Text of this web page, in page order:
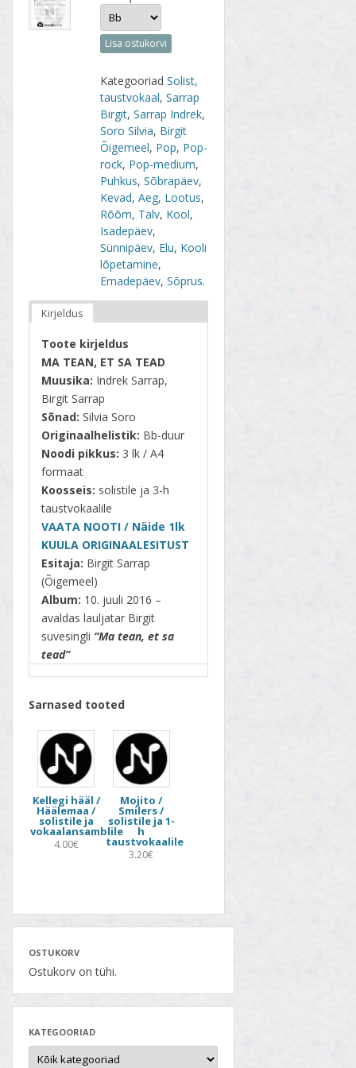
Lisa ostukorvi
KategooriadSolist,
taustvokaal,Sarrap
Birgit,Sarrap Indrek,
Soro Silvia, Birgit
Õigemeel, Pop, Pop-
rock, Pop-medium,
Puhkus,Sõbrapäev,
Kevad,Aeg, Lootus,
Rõõm, Talv, Kool,
Isadepäev,
Sünnipäev, Elu, Kooli
lõpetamine,
Emadepäev,Sõprus.
Kirjeldus
Toote kirjeldus
MA TEAN, ET SA TEAD
Muusika: Indrek Sarrap,
Birgit Sarrap
Sõnad: Silvia Soro
Originaalhelistik: Bb-duur
Noodi pikkus: 3 lk / A4
formaat
Koosseis: solistile ja 3-h
taustvokaalile
VAATA NOOTI / Näide 1lk
KUULA ORIGINAALESITUST
Esitaja: Birgit Sarrap
(Õigemeel)
Album: 10. juuli 2016 –
avaldas lauljatar Birgit
suvesingli “Ma tean, et sa
tead”
Sarnased tooted
Kellegi hääl /
Häälemaa /
solistile ja
vokaalansamblile
4.00€
Mojito /
Smilers /
solistile ja 1-
h
taustvokaalile
3.20€
OSTUKORV
Ostukorv on tühi.
KATEGOORIAD